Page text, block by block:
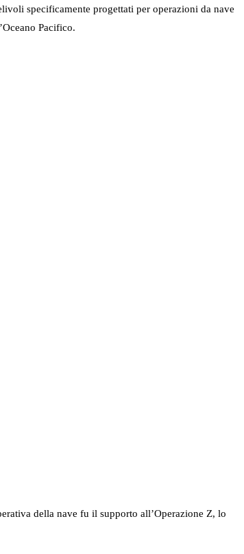
specificamente progettati per operazioni da nave
Pacifico.
della nave fu il supporto all’Operazione Z, lo